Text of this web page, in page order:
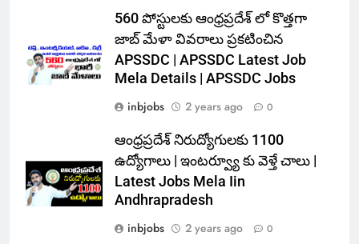
560 పోస్టులకు ఆంధ్రప్రదేశ్ లో కొత్తగా
జాబ్ మేళా వివరాలు ప్రకటించిన
APSSDC | APSSDC Latest Job
Mela Details | APSSDC Jobs
inbjobs
2 years ago 0
ఆంధ్రప్రదేశ్ నిరుద్యోగులకు 1100
ఉద్యోగాలు | ఇంటర్వ్యూ కు వెళ్తే చాలు |
Latest Jobs Mela Iin
Andhrapradesh
inbjobs
2 years ago 0